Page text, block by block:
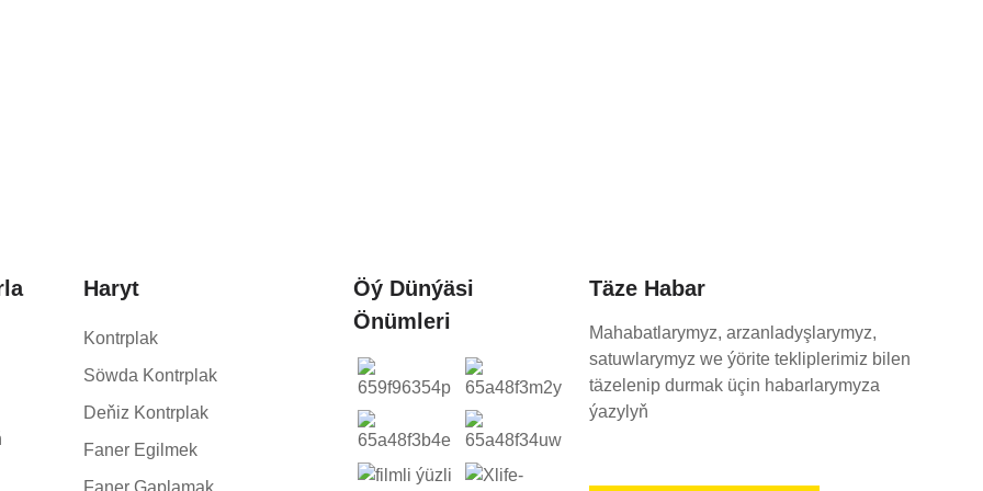
Haryt
Kontrplak
Söwda Kontrplak
Deňiz Kontrplak
Faner Egilmek
Faner Gaplamak
Öý Dünýäsi
Önümleri
Täze Habar
Mahabatlarymyz, arzanladyşlarymyz,
satuwlarymyz we ýörite tekliplerimiz bilen
täzelenip durmak üçin habarlarymyza
ýazylyň